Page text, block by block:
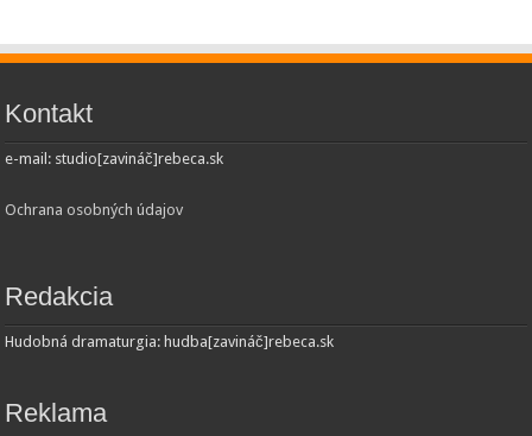
Kontakt
e-mail: studio[zavináč]rebeca.sk
Ochrana osobných údajov
Redakcia
Hudobná dramaturgia: hudba[zavináč]rebeca.sk
Reklama